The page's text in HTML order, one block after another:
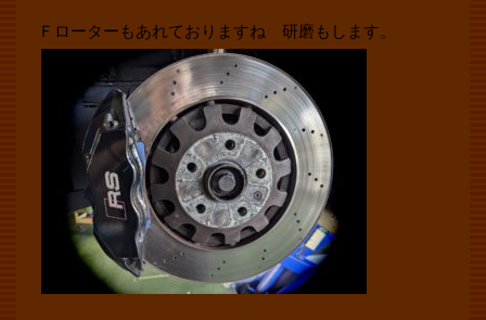
Ｆローターもあれておりますね 研磨もします。